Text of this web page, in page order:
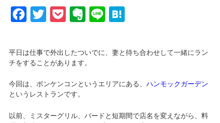
Facebook
Twitter
PocketEvernote
Line
平日は仕事で外出したついでに、妻と待ち合わせして一緒にラン
チをすることがあります。
今回は、ボンケンコンというエリアにある、 ハンモックガーデン
というレストランです。
以前、ミスターグリル、バードと短期間で店名を変えながら、料